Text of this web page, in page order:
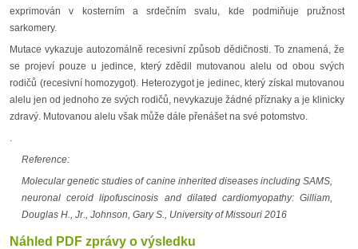
exprimován v kosterním a srdečním svalu, kde podmiňuje pružnost
sarkomery.
Mutace vykazuje autozomálně recesivní způsob dědičnosti. To znamená, že
se projeví pouze u jedince, který zdědil mutovanou alelu od obou svých
rodičů (recesivní homozygot). Heterozygot je jedinec, který získal mutovanou
alelu jen od jednoho ze svých rodičů, nevykazuje žádné příznaky a je klinicky
zdravý. Mutovanou alelu však může dále přenášet na své potomstvo.
.
Reference:
Molecular genetic studies of canine inherited diseases including SAMS,
neuronal ceroid lipofuscinosis and dilated cardiomyopathy: Gilliam,
Douglas H., Jr., Johnson, Gary S., University of Missouri 2016
Náhled PDF zprávy o výsledku